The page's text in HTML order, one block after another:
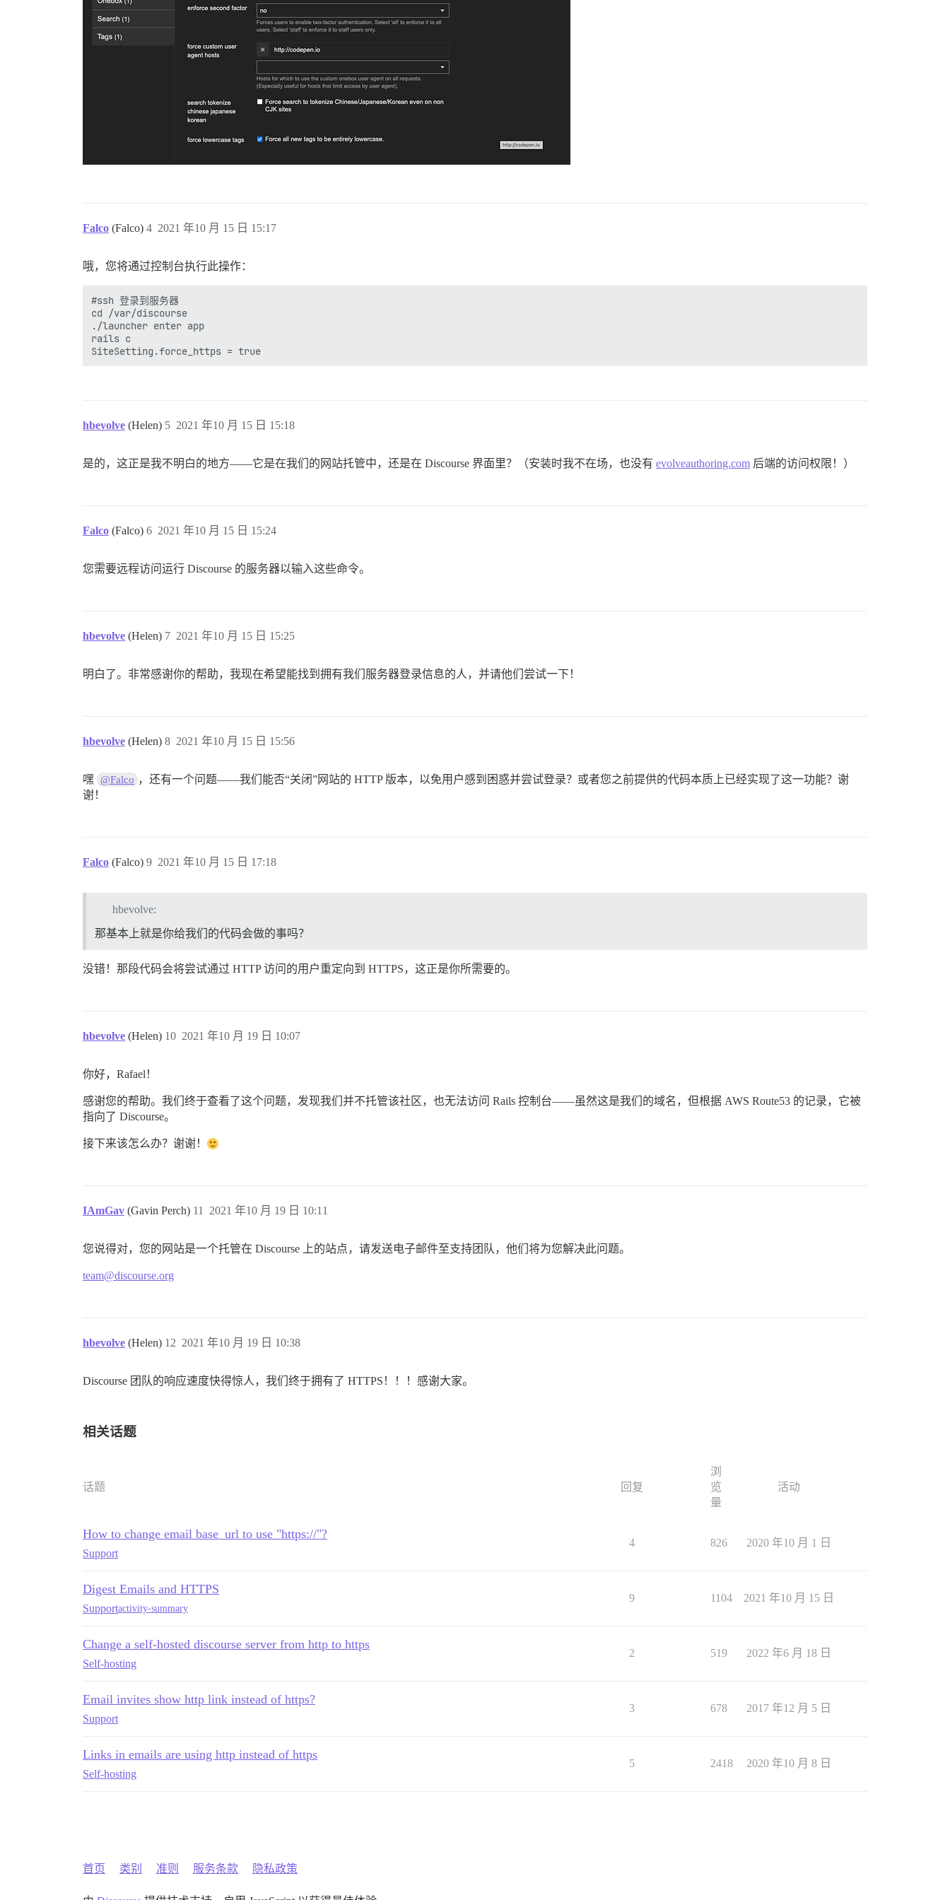
Falco (Falco) 2021 年10 月 15 日 15:17
4
哦，您将通过控制台执行此操作：
#ssh 登录到服务器
cd /var/discourse
./launcher enter app
rails c
hbevolve (Helen) 2021 年10 月 15 日 15:18
5
是的，这正是我不明白的地方——它是在我们的网站托管中，还是在 Discourse 界面里？（安装时我不在场，也没有 evolveauthoring.com 后端的访问权限！）
Falco (Falco) 2021 年10 月 15 日 15:24
6
您需要远程访问运行 Discourse 的服务器以输入这些命令。
hbevolve (Helen) 2021 年10 月 15 日 15:25
7
明白了。非常感谢你的帮助，我现在希望能找到拥有我们服务器登录信息的人，并请他们尝试一下！
hbevolve (Helen) 2021 年10 月 15 日 15:56
8
嘿 @Falco ，还有一个问题——我们能否“关闭”网站的 HTTP 版本，以免用户感到困惑并尝试登录？或者您之前提供的代码本质上已经实现了这一功能？谢
谢！
Falco (Falco) 2021 年10 月 15 日 17:18
9
hbevolve:
那基本上就是你给我们的代码会做的事吗？
没错！那段代码会将尝试通过 HTTP 访问的用户重定向到 HTTPS，这正是你所需要的。
hbevolve (Helen) 2021 年10 月 19 日 10:07
10
你好，Rafael！
感谢您的帮助。我们终于查看了这个问题，发现我们并不托管该社区，也无法访问 Rails 控制台——虽然这是我们的域名，但根据 AWS Route53 的记录，它被
指向了 Discourse。
接下来该怎么办？谢谢！
IAmGav (Gavin Perch) 2021 年10 月 19 日 10:11
11
您说得对，您的网站是一个托管在 Discourse 上的站点，请发送电子邮件至支持团队，他们将为您解决此问题。
team@discourse.org
hbevolve (Helen) 2021 年10 月 19 日 10:38
12
Discourse 团队的响应速度快得惊人，我们终于拥有了 HTTPS！！！感谢大家。
相关话题
话题 回复
浏
览
量
活动
How to change email base_url to use "https://"?
Support
4 826 2020 年10 月 1 日
Digest Emails and HTTPS
Supportactivity-summary
9 1104 2021 年10 月 15 日
Change a self-hosted discourse server from http to https
Self-hosting
2 519 2022 年6 月 18 日
Email invites show http link instead of https?
Support
3 678 2017 年12 月 5 日
Links in emails are using http instead of https
Self-hosting
5 2418 2020 年10 月 8 日
首页 类别 准则 服务条款 隐私政策